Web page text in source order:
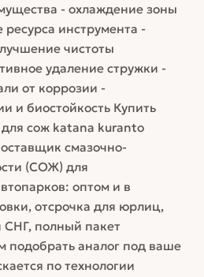
- охлаждение зоны
инструмента -
чистоты
удаление стружки -
от коррозии -
и биостойкость Купить
сож katana kuranto
смазочно-
(СОЖ) для
оптом и в
отсрочка для юрлиц,
СНГ, полный пакет
подобрать аналог под ваше
по технологии